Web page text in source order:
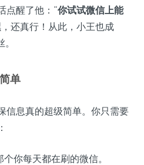
点醒了他：“你试试微信上能
还真行！从此，小王也成
单
信息真的超级简单。你只需要
个你每天都在刷的微信。